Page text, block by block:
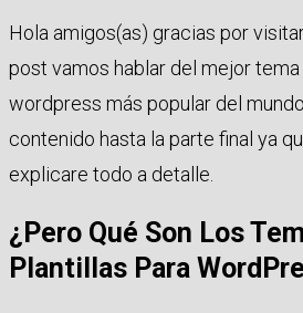
Hola amigos(as) gracias por
post vamos hablar del mejor
wordpress más popular del
contenido hasta la parte final ya
explicare todo a detalle.
¿Pero Qué Son Los
Plantillas Para